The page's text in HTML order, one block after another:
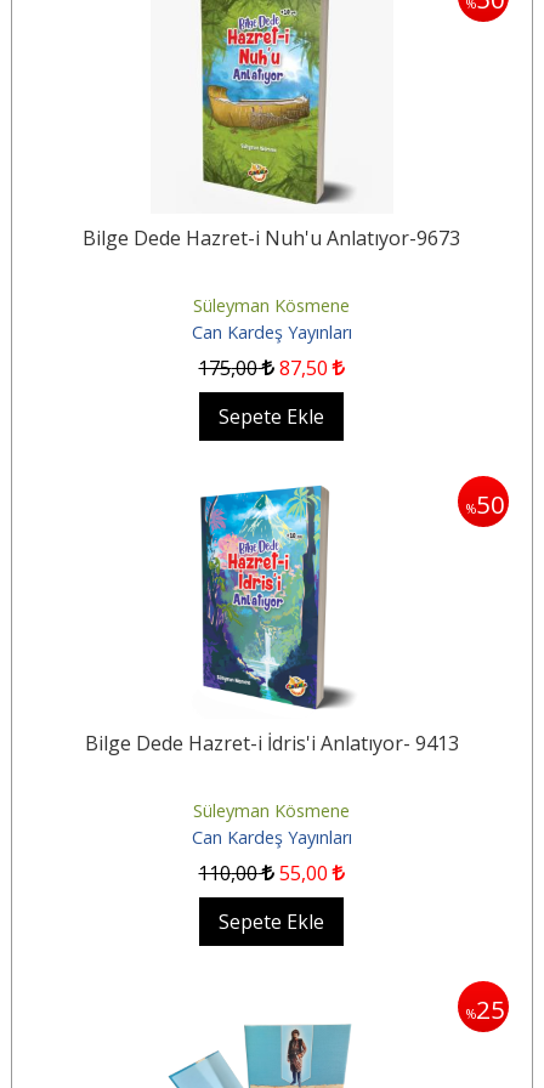
Bilge Dede Hazret-i Nuh'u Anlatıyor-9673
Süleyman Kösmene
Can Kardeş Yayınları
175,00 87,50
Sepete Ekle
%50
Bilge Dede Hazret-i İdris'i Anlatıyor- 9413
Süleyman Kösmene
Can Kardeş Yayınları
110,00 55,00
Sepete Ekle
%25